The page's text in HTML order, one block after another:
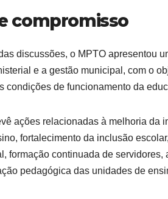
compromisso
discussões, o MPTO apresentou
e a gestão municipal, com o
condições de funcionamento da
ações relacionadas à melhoria da
fortalecimento da inclusão
formação continuada de
pedagógica das unidades de